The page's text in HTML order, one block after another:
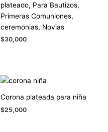
plateado, Para Bautizos,
Primeras Comuniones,
ceremonias, Novias
$30,000
Corona plateada para niña
$25,000